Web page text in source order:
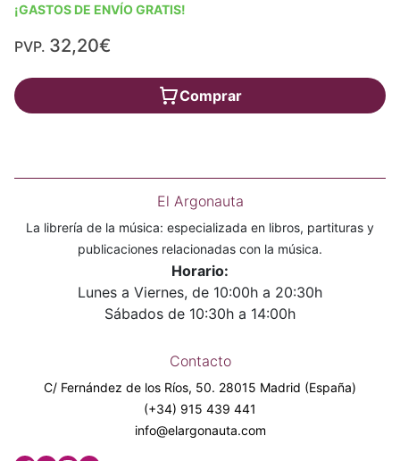
¡GASTOS DE ENVÍO GRATIS!
PVP. 32,20€
Comprar
El Argonauta
La librería de la música: especializada en libros, partituras y
publicaciones relacionadas con la música.
Horario:
Lunes a Viernes, de 10:00h a 20:30h
Sábados de 10:30h a 14:00h
Contacto
C/ Fernández de los Ríos, 50. 28015 Madrid (España)
(+34) 915 439 441
info@elargonauta.com